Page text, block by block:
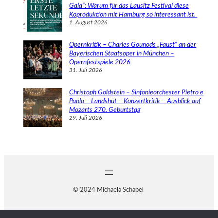
Gala“: Warum für das Lausitz Festival diese
Koproduktion mit Hamburg so interessant ist.
1. August 2026
Opernkritik – Charles Gounods „Faust“ an der
Bayerischen Staatsoper in München –
Opernfestspiele 2026
31. Juli 2026
Christoph Goldstein – Sinfonieorchester Pietro e
Paolo – Landshut – Konzertkritik – Ausblick auf
Mozarts 270. Geburtstag
29. Juli 2026
© 2024 Michaela Schabel